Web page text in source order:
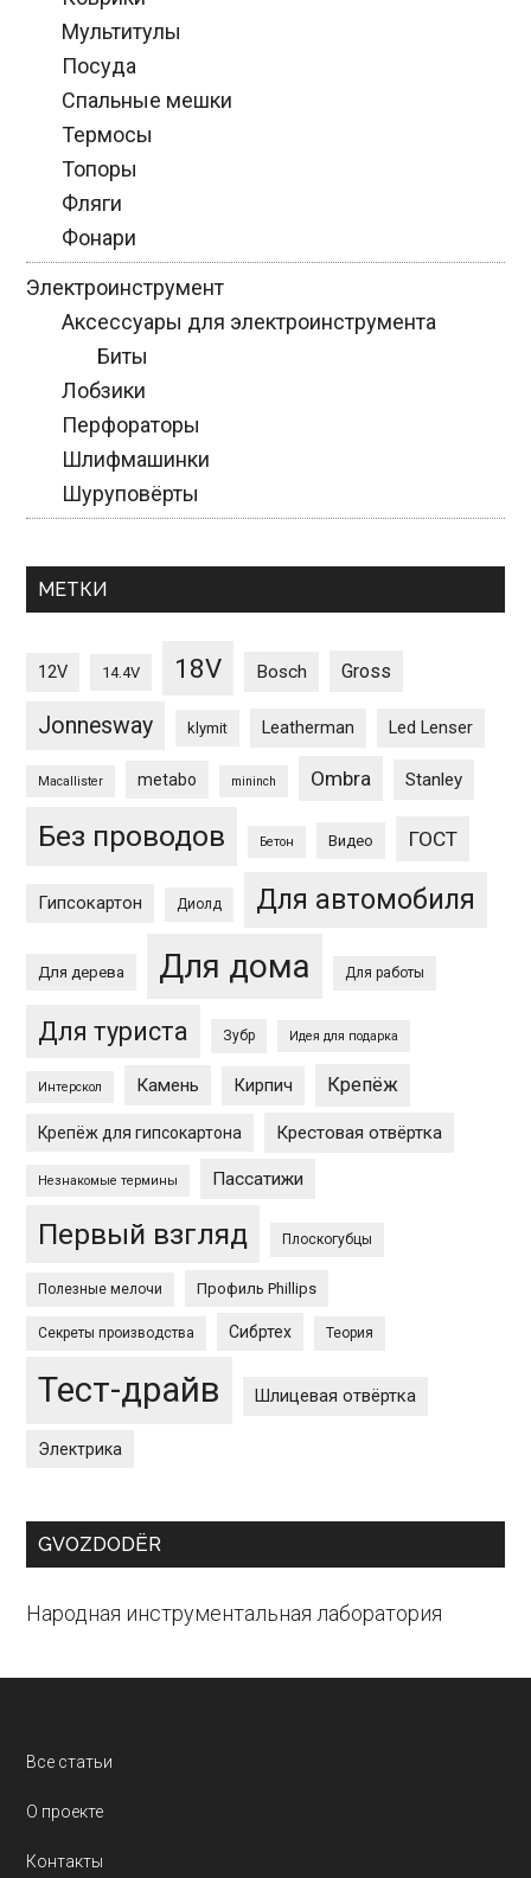
Мультитулы
Посуда
Спальные мешки
Термосы
Топоры
Фляги
Фонари
Электроинструмент
Аксессуары для электроинструмента
Биты
Лобзики
Перфораторы
Шлифмашинки
Шуруповёрты
МЕТКИ
12V 14.4V 18V Bosch Gross
Jonnesway klymit Leatherman Led Lenser
Macallister metabo mininch Ombra Stanley
Без проводов Бетон Видео ГОСТ
Гипсокартон Диолд Для автомобиля
Для дерева Для дома Для работы
Для туриста Зубр Идея для подарка
Интерскол Камень Кирпич Крепёж
Крепёж для гипсокартона Крестовая отвёртка
Незнакомые термины Пассатижи
Первый взгляд Плоскогубцы
Полезные мелочи Профиль Phillips
Секреты производства Сибртех Теория
Тест-драйв Шлицевая отвёртка
Электрика
GVOZDODЁR
Народная инструментальная лаборатория
Footer
Все статьи
О проекте
Контакты